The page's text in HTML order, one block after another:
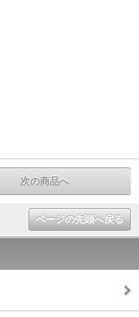
次の商品へ
ページの先頭へ戻る